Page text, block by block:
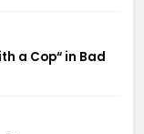
a Cop“ in Bad